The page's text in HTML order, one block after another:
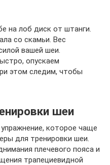
на лоб диск от штанги.
со скамьи. Вес
вашей шеи.
опускаем
этом следим, чтобы
шеи
которое чаще
для тренировки шеи.
плечевого пояса и
трапециевидной